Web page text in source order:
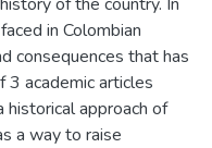
in Colombian
consequences that has
academic articles
approach of
a way to raise